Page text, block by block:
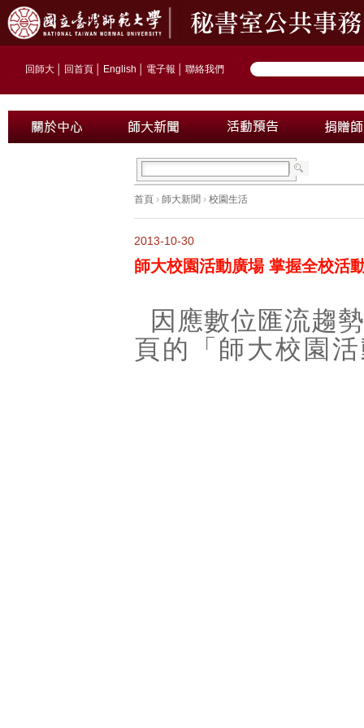
回師大 回首頁 English 電子報 聯絡我們
首頁 › 師大新聞 › 校園生活
2013-10-30
師大校園活動廣場 掌握全校活
因應數位匯流趨
頁的「師大校園